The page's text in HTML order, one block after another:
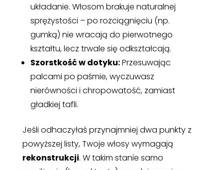
układanie. Włosom brakuje naturalnej
sprężystości – po rozciągnięciu (np.
gumką) nie wracają do pierwotnego
kształtu, lecz trwale się odkształcają.
Szorstkość w dotyku:Przesuwając
palcami po paśmie, wyczuwasz
nierówności i chropowatość, zamiast
gładkiej tafli.
Jeśli odhaczyłaś przynajmniej dwa punkty z
powyższej listy, Twoje włosy wymagają
rekonstrukcji. W takim stanie samo